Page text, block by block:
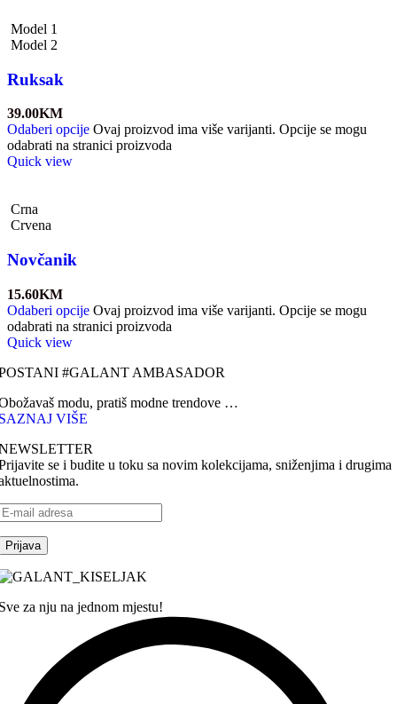
Model 1
Model 2
Ruksak
39.00KM
Odaberi opcije Ovaj proizvod ima više varijanti. Opcije se mogu
odabrati na stranici proizvoda
Quick view
Crna
Crvena
Novčanik
15.60KM
Odaberi opcije Ovaj proizvod ima više varijanti. Opcije se mogu
odabrati na stranici proizvoda
Quick view
#GALANT AMBASADOR
modu, pratiš modne trendove …
VIŠE
se i budite u toku sa novim kolekcijama, sniženjima i drugima
za nju na jednom mjestu!